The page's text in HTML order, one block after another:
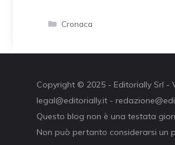
Categorie
Cronaca
Copyright © 2025 - Editorially Srl -
legal@editorially.it -
Questo blog non è una testata
Non può pertanto considerarsi un